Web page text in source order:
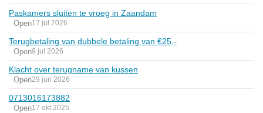
Paskamers sluiten te vroeg in Zaandam
Open17 jul 2026
Terugbetaling van dubbele betaling van €25,-
Open9 jul 2026
Klacht over terugname van kussen
Open29 jun 2026
0713016173882
Open17 okt 2025